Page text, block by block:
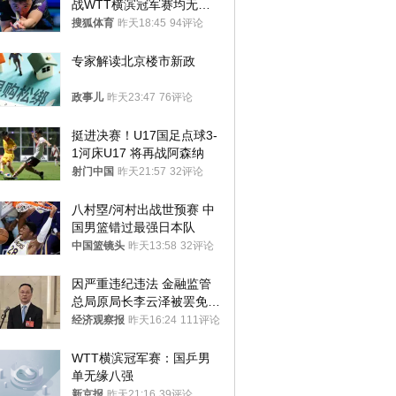
战WTT横滨冠军赛均无缘
八强
搜狐体育 昨天18:45 94评论
专家解读北京楼市新政
政事儿 昨天23:47 76评论
挺进决赛！U17国足点球3-
1河床U17 将再战阿森纳
射门中国 昨天21:57 32评论
八村塁/河村出战世预赛 中
国男篮错过最强日本队
中国篮镜头 昨天13:58 32评论
因严重违纪违法 金融监管
总局原局长李云泽被罢免全
国人大代表
经济观察报 昨天16:24 111评论
WTT横滨冠军赛：国乒男
单无缘八强